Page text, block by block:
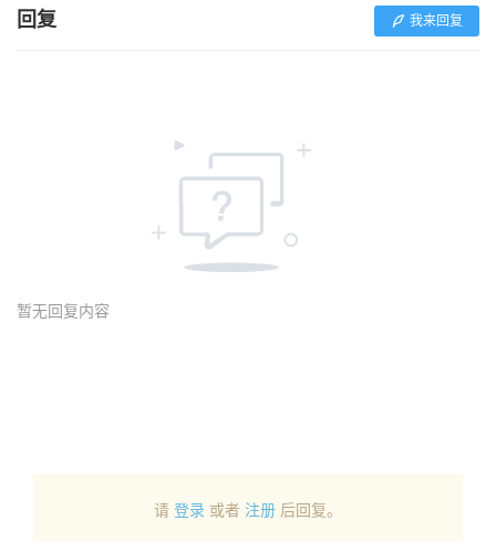
回复 我来回复
暂无回复内容
请 登录 或者 注册 后回复。